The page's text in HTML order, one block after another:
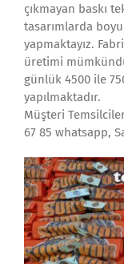
çıkmayan baskı
tasarımlarda
yapmaktayız.
üretimi
günlük 4500 ile
yapılmaktadır.
Müşteri
67 85 whatsapp,